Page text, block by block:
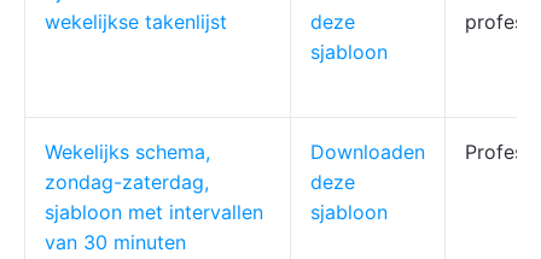
wekelijkse takenlijst
deze
sjabloon
Wekelijks schema,
zondag-zaterdag,
sjabloon met intervallen
van 30 minuten
Downloaden
deze
sjabloon